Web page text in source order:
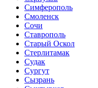
Симферополь
Смоленск
Сочи
Ставрополь
Старый Оскол
Стерлитамак
Судак
Сургут
Сызрань